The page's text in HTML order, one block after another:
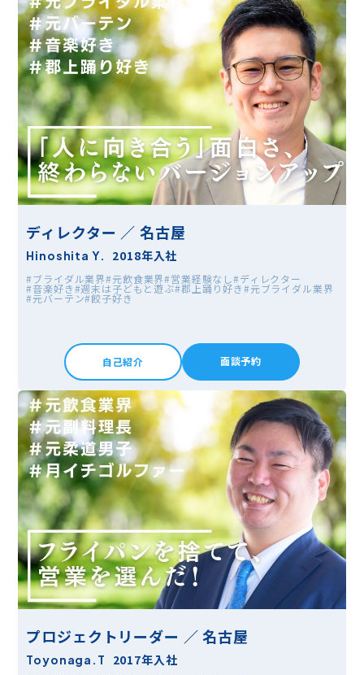
ディレクター ／ 名古屋
Hinoshita Y. 2018年入社
#ブライダル業界#元飲食業界#営業経験なし#ディレクター
#音楽好き#週末は子どもと遊ぶ#郡上踊り好き#元ブライダル業界
#元バーテン#餃子好き
自己紹介 面談予約
プロジェクトリーダー ／ 名古屋
Toyonaga.T 2017年入社